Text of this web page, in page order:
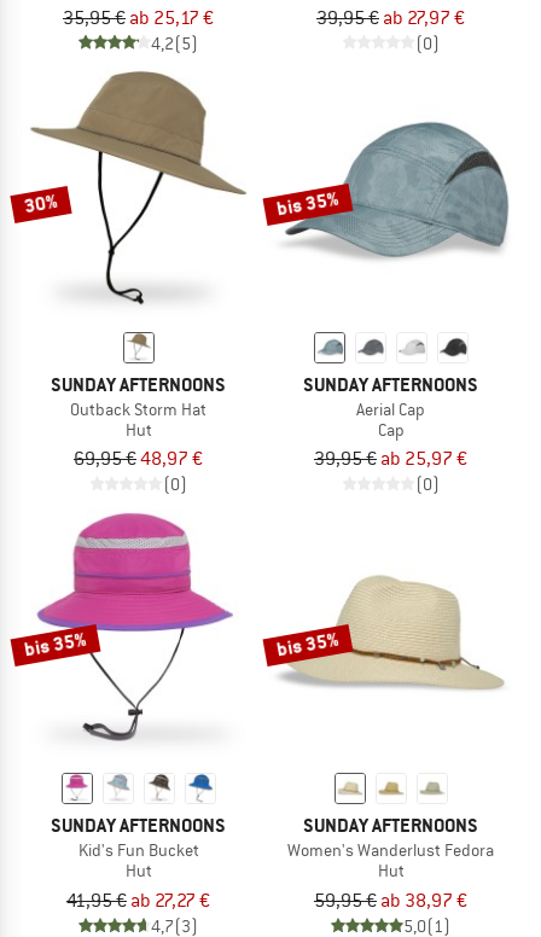
35,95 € ab 25,17 €
4,2(5)
39,95 € ab 27,97 €
(0)
30%
SUNDAY AFTERNOONS
Outback Storm Hat
Hut
69,95 €48,97 €
(0)
bis 35%
SUNDAY AFTERNOONS
Aerial Cap
Cap
39,95 € ab 25,97 €
(0)
bis 35%
SUNDAY AFTERNOONS
Kid's Fun Bucket
Hut
41,95 € ab 27,27 €
4,7(3)
bis 35%
SUNDAY AFTERNOONS
Women's Wanderlust Fedora
Hut
59,95 € ab 38,97 €
5,0(1)